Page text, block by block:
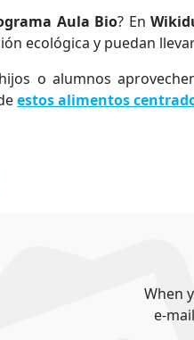
Aula Bio? En
ecológica y puedan
o alumnos
estos alimentos
When
e-